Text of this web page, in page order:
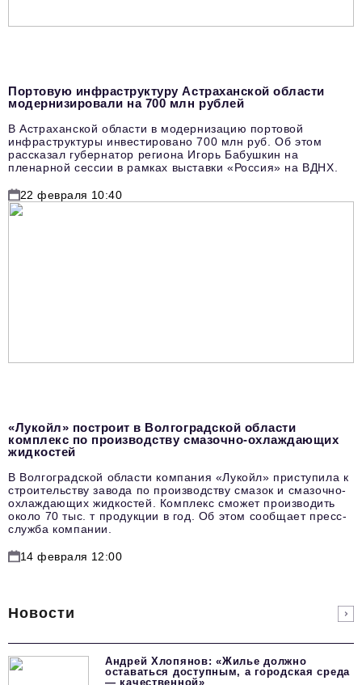
Портовую инфраструктуру Астраханской области
модернизировали на 700 млн рублей
В Астраханской области в модернизацию портовой
инфраструктуры инвестировано 700 млн руб. Об этом
рассказал губернатор региона Игорь Бабушкин на
пленарной сессии в рамках выставки «Россия» на ВДНХ.
22 февраля 10:40
«Лукойл» построит в Волгоградской области
комплекс по производству смазочно-охлаждающих
жидкостей
В Волгоградской области компания «Лукойл» приступила к
строительству завода по производству смазок и смазочно-
охлаждающих жидкостей. Комплекс сможет производить
около 70 тыс. т продукции в год. Об этом сообщает пресс-
служба компании.
14 февраля 12:00
Новости
Андрей Хлопянов: «Жилье должно
оставаться доступным, а городская среда
— качественной»